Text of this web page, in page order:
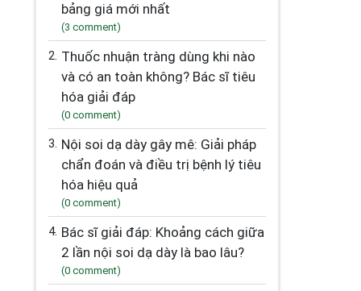
bảng giá mới nhất
(3 comment)
2. Thuốc nhuận tràng dùng khi nào
và có an toàn không? Bác sĩ tiêu
hóa giải đáp
(0 comment)
3. Nội soi dạ dày gây mê: Giải pháp
chẩn đoán và điều trị bệnh lý tiêu
hóa hiệu quả
(0 comment)
4. Bác sĩ giải đáp: Khoảng cách giữa
2 lần nội soi dạ dày là bao lâu?
(0 comment)